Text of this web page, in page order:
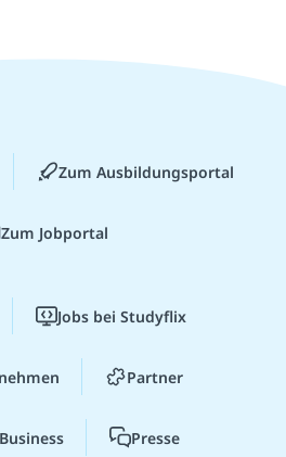
Zum Ausbildungsportal
Zum Jobportal
Jobs bei Studyflix
Partner
Presse